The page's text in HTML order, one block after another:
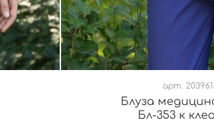
арт.
Блуза
Бл-353 к